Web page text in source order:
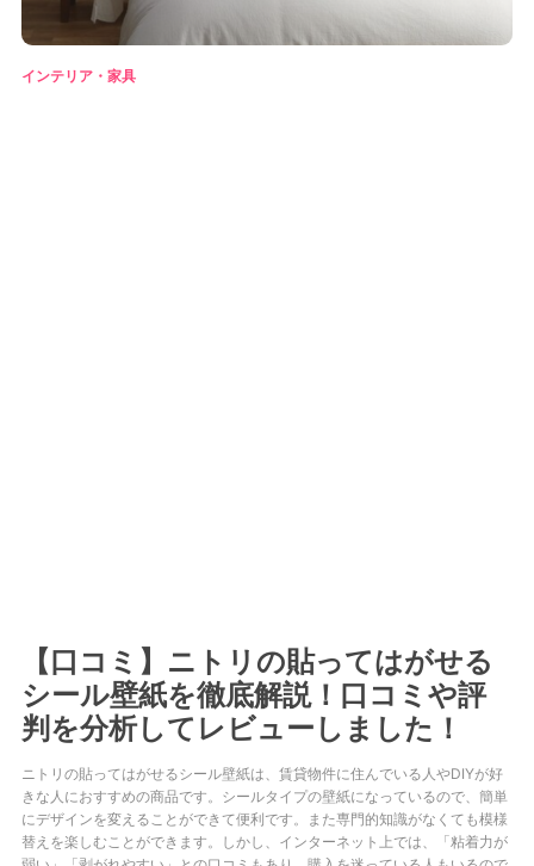
インテリア・家具
【口コミ】ニトリの貼ってはがせる
シール壁紙を徹底解説！口コミや評
判を分析してレビューしました！
ニトリの貼ってはがせるシール壁紙は、賃貸物件に住んでいる人やDIYが好
きな人におすすめの商品です。シールタイプの壁紙になっているので、簡単
にデザインを変えることができて便利です。また専門的知識がなくても模様
替えを楽しむことができます。しかし、インターネット上では、「粘着力が